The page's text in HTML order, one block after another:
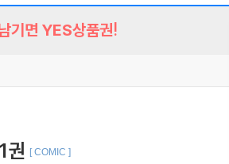
RBTI Lab
기면 YES상품권!
권 [ COMIC ]